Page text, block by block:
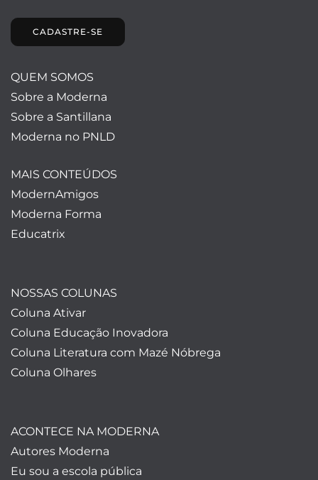
CADASTRE-SE
QUEM SOMOS
Sobre a Moderna
Sobre a Santillana
Moderna no PNLD
MAIS CONTEÚDOS
ModernAmigos
Moderna Forma
Educatrix
NOSSAS COLUNAS
Coluna Ativar
Coluna Educação Inovadora
Coluna Literatura com Mazé Nóbrega
Coluna Olhares
ACONTECE NA MODERNA
Autores Moderna
Eu sou a escola pública